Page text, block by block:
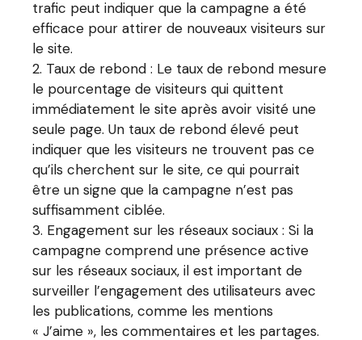
trafic peut indiquer que la campagne a été
efficace pour attirer de nouveaux visiteurs sur
le site.
Taux de rebond : Le taux de rebond mesure
le pourcentage de visiteurs qui quittent
immédiatement le site après avoir visité une
seule page. Un taux de rebond élevé peut
indiquer que les visiteurs ne trouvent pas ce
qu’ils cherchent sur le site, ce qui pourrait
être un signe que la campagne n’est pas
suffisamment ciblée.
Engagement sur les réseaux sociaux : Si la
campagne comprend une présence active
sur les réseaux sociaux, il est important de
surveiller l’engagement des utilisateurs avec
les publications, comme les mentions
« J’aime », les commentaires et les partages.